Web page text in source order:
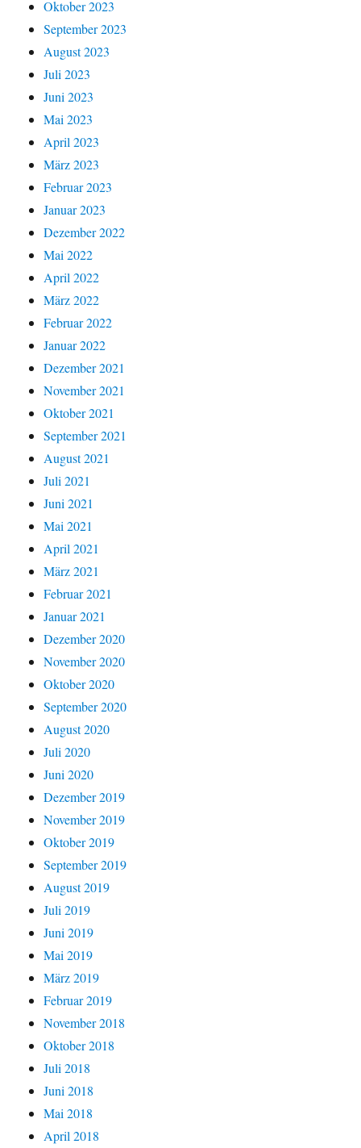
Oktober 2023
September 2023
August 2023
Juli 2023
Juni 2023
Mai 2023
April 2023
März 2023
Februar 2023
Januar 2023
Dezember 2022
Mai 2022
April 2022
März 2022
Februar 2022
Januar 2022
Dezember 2021
November 2021
Oktober 2021
September 2021
August 2021
Juli 2021
Juni 2021
Mai 2021
April 2021
März 2021
Februar 2021
Januar 2021
Dezember 2020
November 2020
Oktober 2020
September 2020
August 2020
Juli 2020
Juni 2020
Dezember 2019
November 2019
Oktober 2019
September 2019
August 2019
Juli 2019
Juni 2019
Mai 2019
März 2019
Februar 2019
November 2018
Oktober 2018
Juli 2018
Juni 2018
Mai 2018
April 2018